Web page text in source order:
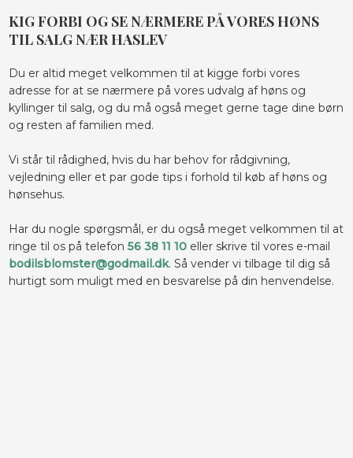
KIG FORBI OG SE NÆRMERE PÅ VORES HØNS
TIL SALG NÆR HASLEV
Du er altid meget velkommen til at kigge forbi vores
adresse for at se nærmere på vores udvalg af høns og
kyllinger til salg, og du må også meget gerne tage dine børn
og resten af familien med.
Vi står til rådighed, hvis du har behov for rådgivning,
vejledning eller et par gode tips i forhold til køb af høns og
hønsehus.
Har du nogle spørgsmål, er du også meget velkommen til at
ringe til os på telefon 56 38 11 10eller skrive til vores e-mail
bodilsblomster@godmail.dk. Så vender vi tilbage til dig så
hurtigt som muligt med en besvarelse på din henvendelse.​